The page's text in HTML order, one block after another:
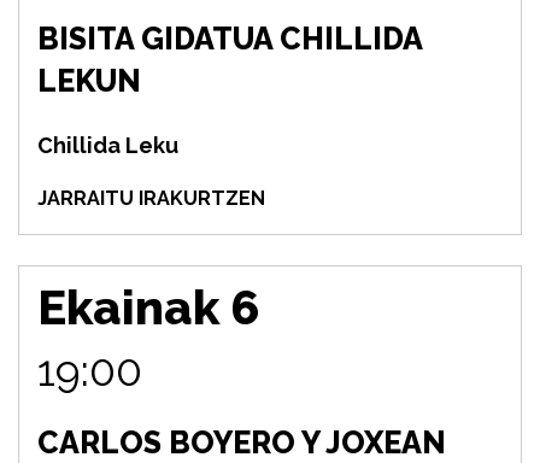
BISITA GIDATUA CHILLIDA
LEKUN
Chillida Leku
JARRAITU IRAKURTZEN
Ekainak 6
19:00
CARLOS BOYERO Y JOXEAN